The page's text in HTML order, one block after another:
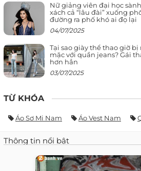
Nữ giảng viên đại học
xách cả “lâu đài” xuống
đường ra phố khó ai đọ lại
04/07/2025
Tại sao giày thể thao giờ bị
mặc với quần jeans? Gái
hơn hẳn
03/07/2025
TỪ KHÓA
Áo Sơ Mi Nam Áo Vest Nam
Thông tin nổi bật